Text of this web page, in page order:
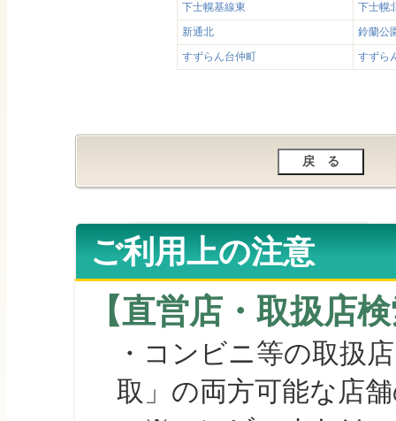
下士幌基線東
下士幌
新通北
鈴蘭公
すずらん台仲町
すずら
ご利用上の注意
【直営店・取扱店
・コンビニ等の取扱
取」の両方可能な店